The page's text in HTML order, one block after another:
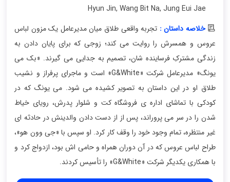
Hyun Jin, Wang Bit Na, Jung Eui Jae
خلاصه داستان : تجربه واقعی طلاق میان مدیرعامل یک مزون لباس
عروس و همسرش را روایت می کند؛ زوجی که برای پایان دادن به
زندگی مشترکِ فرساینده شان، تصمیم به جدایی می گیرند. «بک می
یونگ» مدیرعامل شرکت «G&White» است و ماجرای پرفراز و نشیب
طلاق او در این داستان به تصویر کشیده می شود. می یونگ که در
کودکی با تماشای اداره ی فروشگاه کت‌ و شلوار پدرش، رویای خیاط
شدن را در سر می پروراند، پس از از دست دادن والدینش در حادثه ای
غیر منتظره، تمام وجود خود را وقف کار کرد. او سپس با «جی وون هو»،
طراح لباس عروس که در آن دوران همراه و حامی اش بود، ازدواج کرد و
با همکاری یکدیگر شرکت «G&White» را تأسیس کردند.